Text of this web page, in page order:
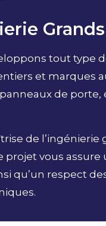
tout type
et marques
de porte,
de l’ingénierie
projet vous assure
qu’un respect